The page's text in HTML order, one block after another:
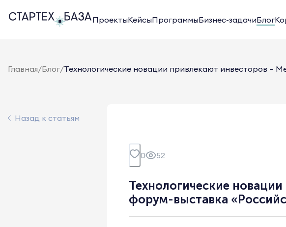
ПроектыКейсыПрограммыБизнес-задачиБлог
Главная/Блог/Технологические новации привлекают инвесторов –
Назад к статьям
0 52
Технологические
форум-выставка